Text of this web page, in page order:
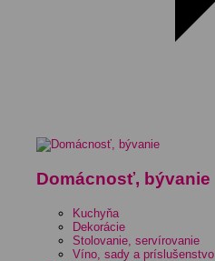
Domácnosť, bývanie
Kuchyňa
Dekorácie
Stolovanie, servírovanie
Víno, sady a príslušenstvo